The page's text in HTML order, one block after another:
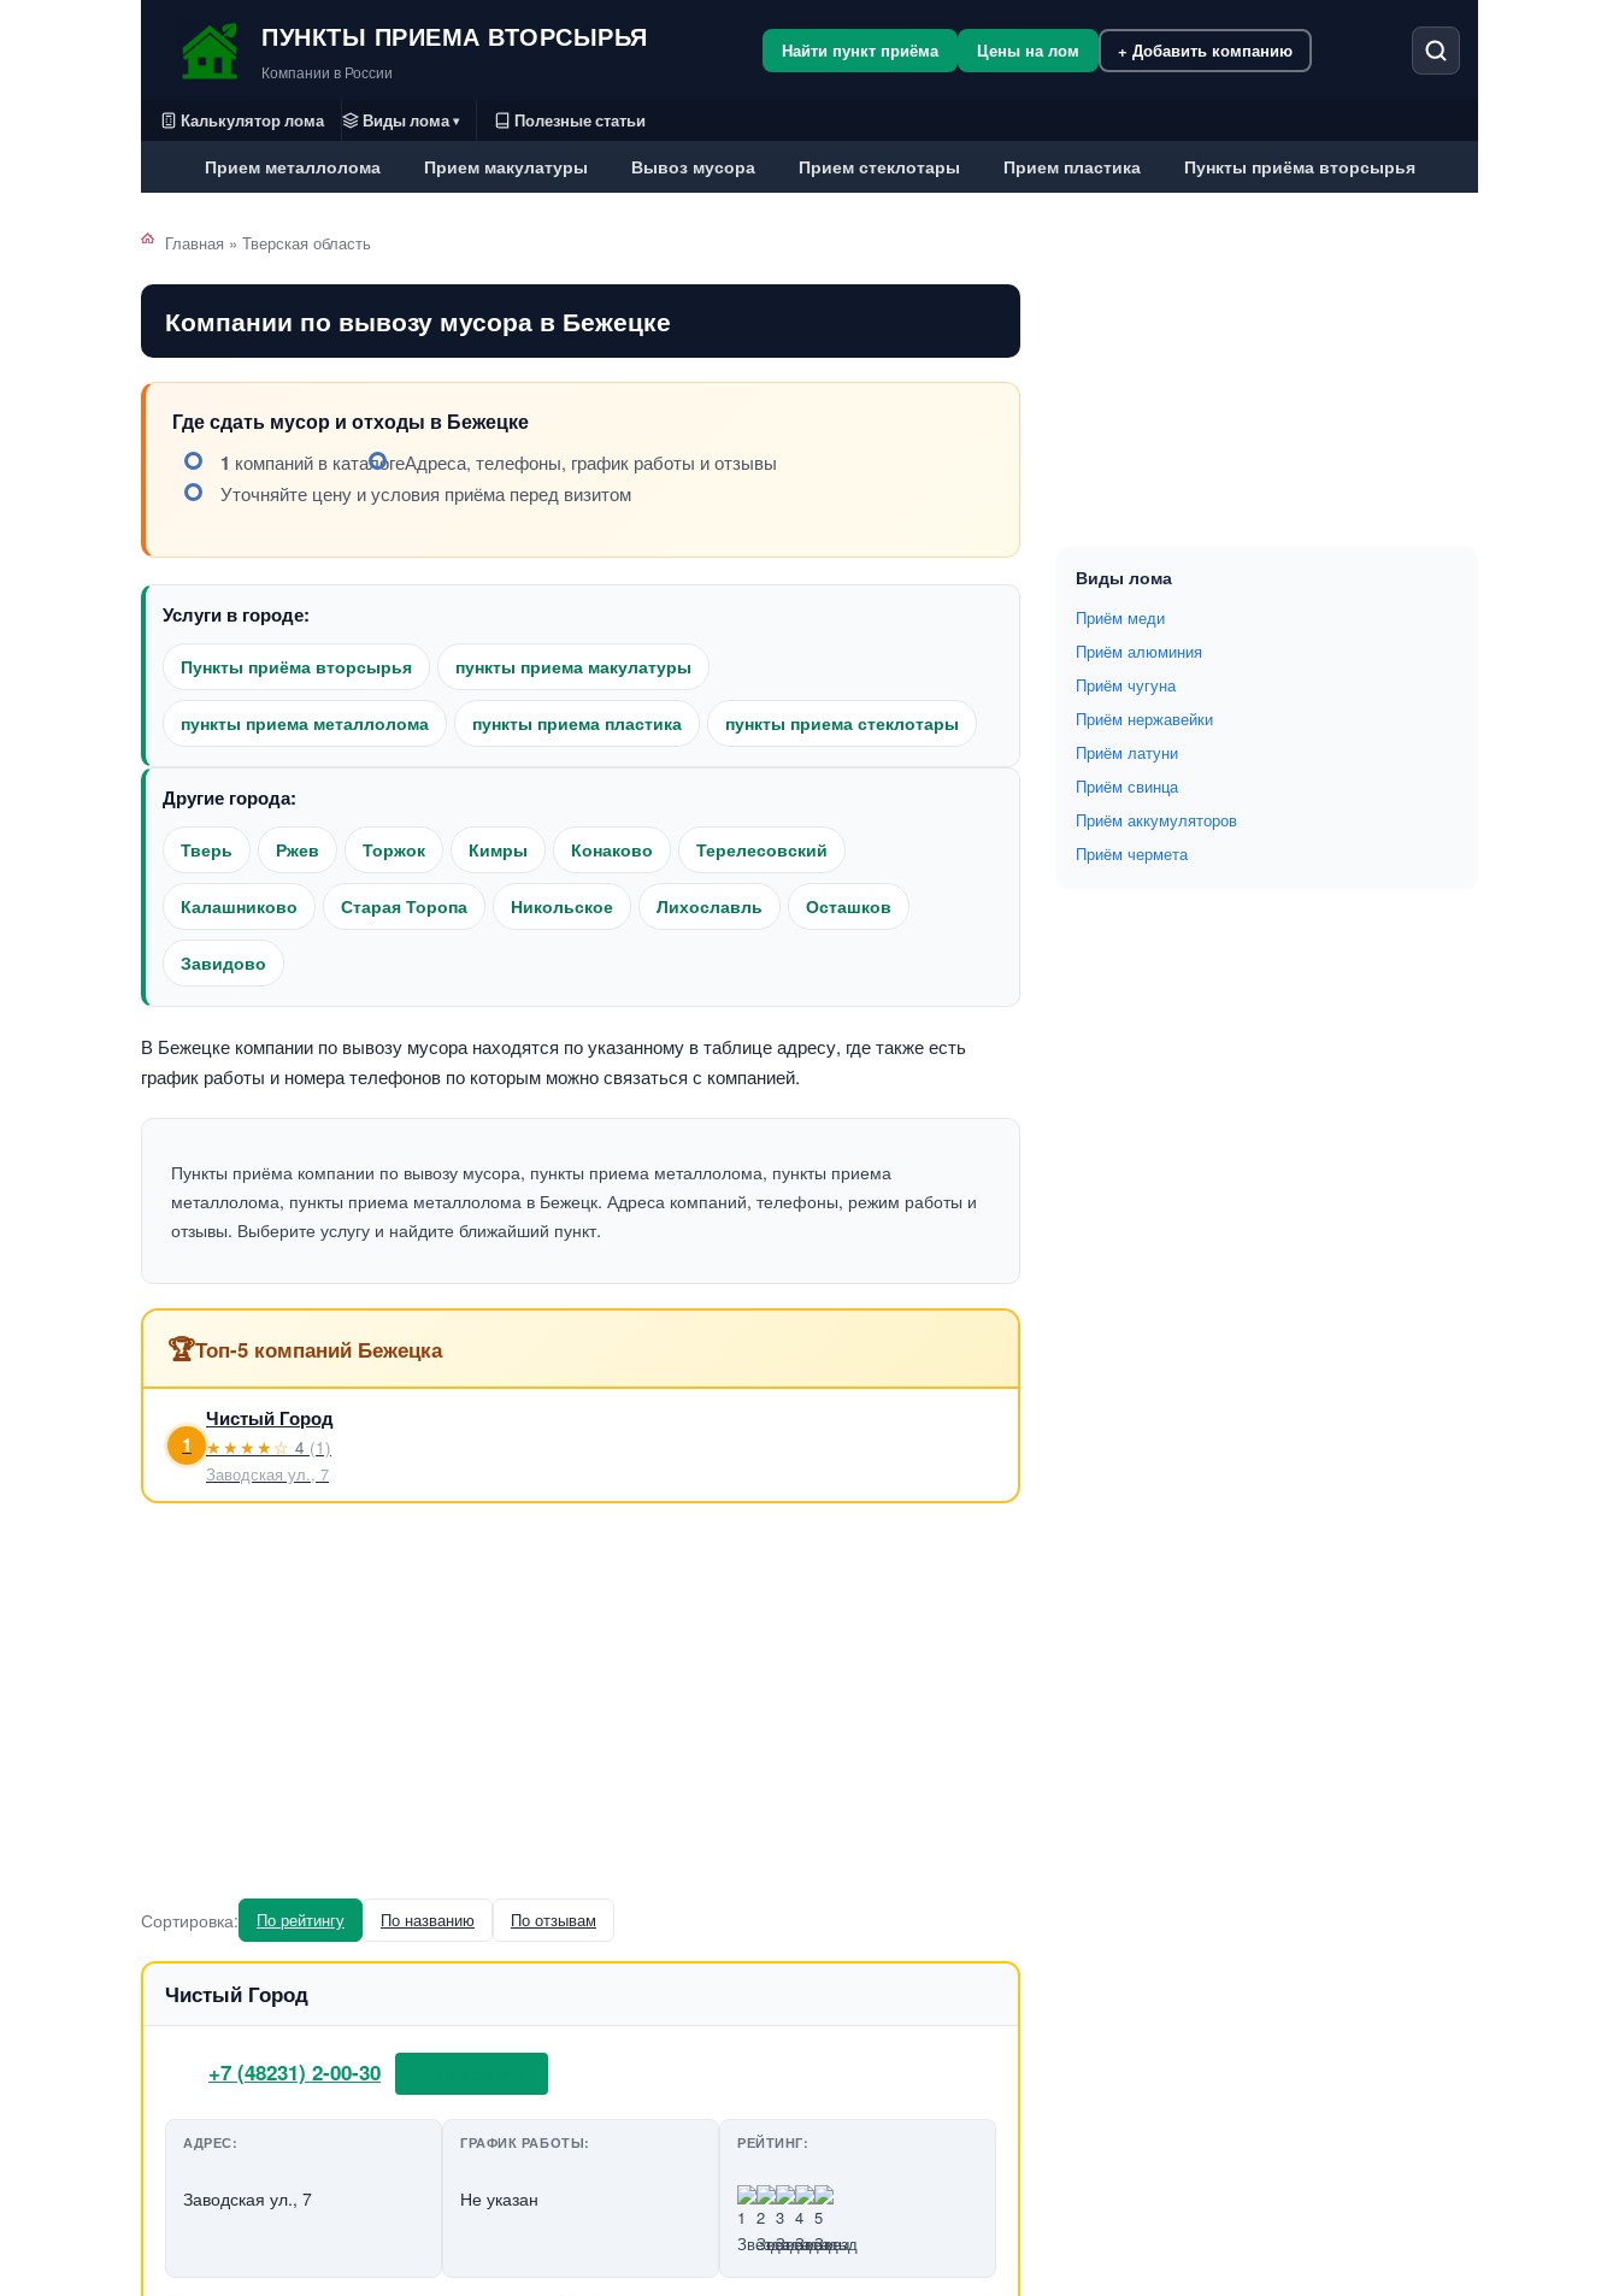
ПУНКТЫ ПРИЕМА ВТОРСЫРЬЯ
Компании в России
Найти пункт приёма Цены на лом + Добавить компанию
Калькулятор лома Виды лома ▾ Полезные статьи
Прием металлолома Прием макулатуры Вывоз мусора Прием стеклотары Прием пластика Пункты приёма вторсырья
Главная » Тверская область
Компании по вывозу мусора в Бежецке
Где сдать мусор и отходы в Бежецке
1 компаний в каталогеАдреса, телефоны, график работы и отзывы
Уточняйте цену и условия приёма перед визитом
Услуги в городе:
Пункты приёма вторсырья пункты приема макулатуры
пункты приема металлолома пункты приема пластика пункты приема стеклотары
Другие города:
Тверь Ржев Торжок Кимры Конаково Терелесовский
Калашниково Старая Торопа Никольское Лихославль Осташков
Завидово
В Бежецке компании по вывозу мусора находятся по указанному в таблице адресу, где также есть
график работы и номера телефонов по которым можно связаться с компанией.
Пункты приёма компании по вывозу мусора, пункты приема металлолома, пункты приема
металлолома, пункты приема металлолома в Бежецк. Адреса компаний, телефоны, режим работы и
отзывы. Выберите услугу и найдите ближайший пункт.
🏆Топ-5 компаний Бежецка
1
Чистый Город
★★★★☆ 4 (1)
Заводская ул., 7
Сортировка: По рейтингу По названию По отзывам
Чистый Город
+7 (48231) 2-00-30
АДРЕС:
Заводская ул., 7
ГРАФИК РАБОТЫ:
Не указан
РЕЙТИНГ:
Виды лома
Приём меди
Приём алюминия
Приём чугуна
Приём нержавейки
Приём латуни
Приём свинца
Приём аккумуляторов
Приём чермета